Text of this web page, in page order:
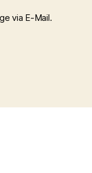
via E-Mail.